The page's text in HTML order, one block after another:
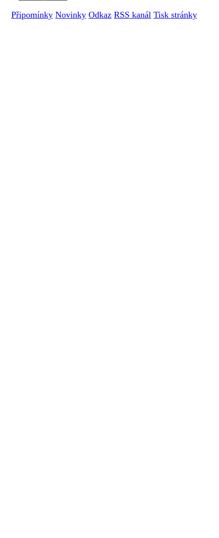
Připomínky Novinky Odkaz RSS kanál Tisk stránky